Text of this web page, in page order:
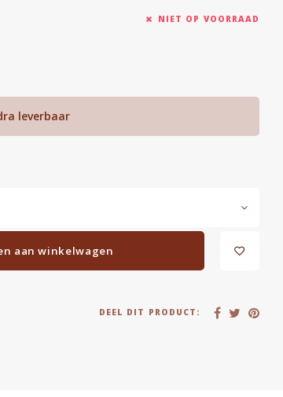
NIET OP VOORRAAD
leverbaar
aan winkelwagen
DEEL DIT PRODUCT: